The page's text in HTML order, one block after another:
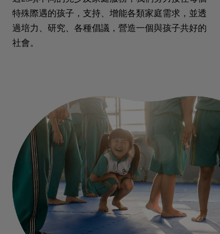
特殊際遇的孩子，支持、增能各類家庭需求，並透
過培力、研究、各種倡議，營造一個與孩子共好的
社會。